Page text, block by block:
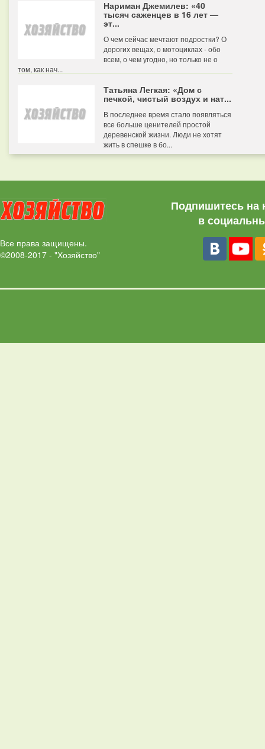
Нариман Джемилев: «40
тысяч саженцев в 16 лет —
эт...
О чем сейчас мечтают подростки? О
дорогих вещах, о мотоциклах - обо
всем, о чем угодно, но только не о
том, как нач...
Татьяна Легкая: «Дом с
печкой, чистый воздух и нат...
В последнее время стало появляться
все больше ценителей простой
деревенской жизни. Люди не хотят
жить в спешке в бо...
Все права защищены.
©2008-2017 - "Хозяйство"
Подпишитесь на
в